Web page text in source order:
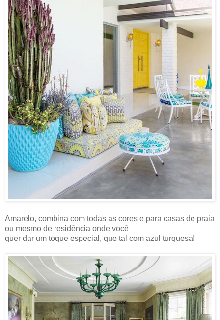
Amarelo, combina com todas as cores e para casas de praia
ou mesmo de residência onde você
quer dar um toque especial, que tal com azul turquesa!